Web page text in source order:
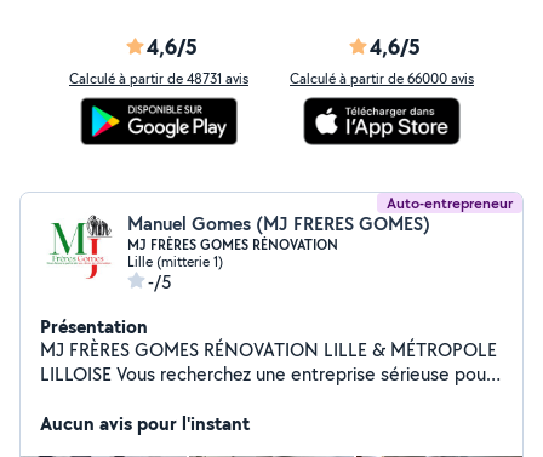
4,6/5
Calculé à partir de 48731 avis
4,6/5
Calculé à partir de 66000 avis
Auto-entrepreneur
Manuel Gomes (MJ FRERES GOMES)
MJ FRÈRES GOMES RÉNOVATION
Lille (mitterie 1)
-/5
Présentation
MJ FRÈRES GOMES RÉNOVATION LILLE & MÉTROPOLE
LILLOISE Vous recherchez une entreprise sérieuse pour
MJ Frères Gomes met son savoir-faire et son
Aucun avis pour l'instant